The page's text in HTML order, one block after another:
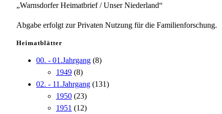
„Warnsdorfer Heimatbrief / Unser Niederland“
Abgabe erfolgt zur Privaten Nutzung für die Familienforschung.
Heimatblätter
00. - 01.Jahrgang (8)
1949 (8)
02. - 11.Jahrgang (131)
1950 (23)
1951 (12)